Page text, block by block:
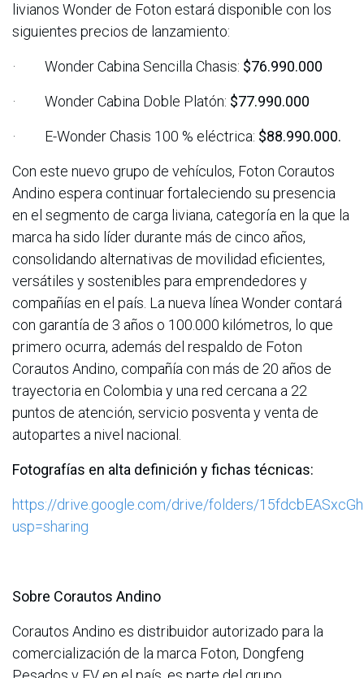
livianos Wonder de Foton estará disponible con los
siguientes precios de lanzamiento:
· Wonder Cabina Sencilla Chasis: $76.990.000
· Wonder Cabina Doble Platón: $77.990.000
· E-Wonder Chasis 100 % eléctrica: $88.990.000.
Con este nuevo grupo de vehículos, Foton Corautos
Andino espera continuar fortaleciendo su presencia
en el segmento de carga liviana, categoría en la que la
marca ha sido líder durante más de cinco años,
consolidando alternativas de movilidad eficientes,
versátiles y sostenibles para emprendedores y
compañías en el país. La nueva línea Wonder contará
con garantía de 3 años o 100.000 kilómetros, lo que
primero ocurra, además del respaldo de Foton
Corautos Andino, compañía con más de 20 años de
trayectoria en Colombia y una red cercana a 22
puntos de atención, servicio posventa y venta de
autopartes a nivel nacional.
Fotografías en alta definición y fichas técnicas:
https://drive.google.com/drive/folders/
usp=sharing
Sobre Corautos Andino
Corautos Andino es distribuidor autorizado para la
comercialización de la marca Foton, Dongfeng